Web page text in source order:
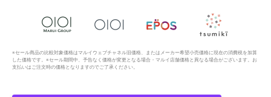
※セール商品の比較対象価格はマルイウェブチャネル旧価格、またはメーカー希望小売価格に現在の消費税を加算
した価格です。※セール期間中、予告なく価格が変更となる場合・マルイ店舗価格と異なる場合がございます。お
支払いはご注文時の価格となりますのでご了承ください。